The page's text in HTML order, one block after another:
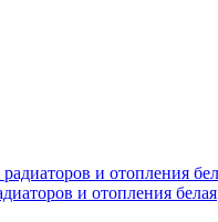
и отопления белая